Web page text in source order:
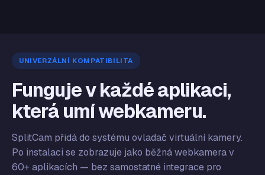
UNIVERZÁLNÍ KOMPATIBILITA
Funguje v každé aplikaci,
která umí webkameru.
SplitCam přidá do systému ovladač virtuální kamery.
Po instalaci se zobrazuje jako běžná webkamera v
60+ aplikacích — bez samostatné integrace pro